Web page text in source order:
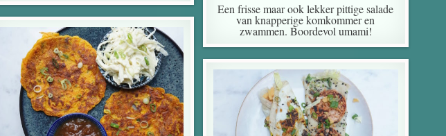
Een frisse maar ook lekker pittige salade
van knapperige komkommer en
zwammen. Boordevol umami!